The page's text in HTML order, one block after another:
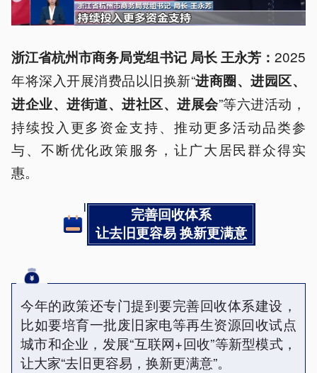
浙江省杭州市商务局党组书记 局长 王永芳： 2025
年将深入开展消费品以旧换新“进商圈、进园区、
进企业、进街道、进社区、进展会”等六进活动，
持续投入更多资金支持、推动更多活动品类参
与、不断优化政策服务，让广大居民群众得实
惠。
完善回收体系
让去旧更容易 换新更满意
今年的政策还专门提到要完善回收体系建设，
比如要培育一批废旧家电等再生资源回收试点
城市和企业，发展“互联网+回收”等新型模式，
让大家“去旧更容易，换新更满意”。